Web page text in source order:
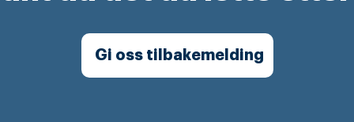
Gi oss tilbakemelding